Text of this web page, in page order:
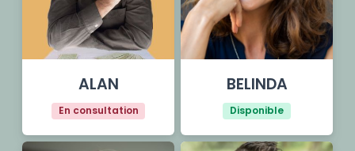
ALAN
En consultation
BELINDA
Disponible